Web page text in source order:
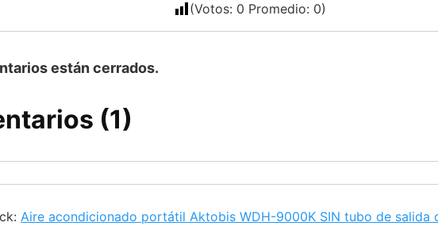
(Votos: 0 Promedio: 0)
están cerrados.
(1)
Aire acondicionado portátil Aktobis WDH-9000K SIN tubo de salida